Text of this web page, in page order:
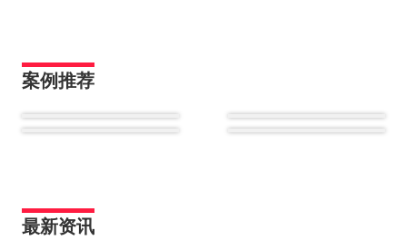
案例推荐
最新资讯